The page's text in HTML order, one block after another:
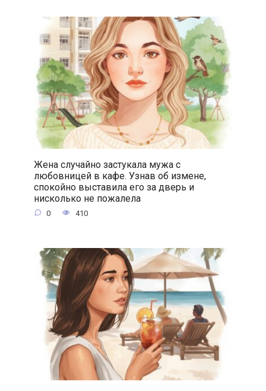
Жена случайно застукала мужа с
любовницей в кафе. Узнав об измене,
спокойно выставила его за дверь и
нисколько не пожалела
0 410